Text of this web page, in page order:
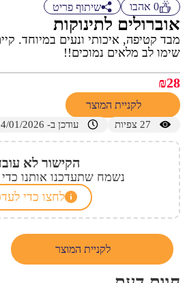
0 אהבו שיתוף פריט
אוברולים לתינוקות
מבד קטיפה, איכותי ונעים במיוחד.
שימו לב מלאים נמוכים!!
₪28
לקניית המוצר
27 צפיות עודכן ב- 24/01/2026
הקישור לא
נשמח שתעדכנו אותנו
לחצו כדי
לקניית המוצר